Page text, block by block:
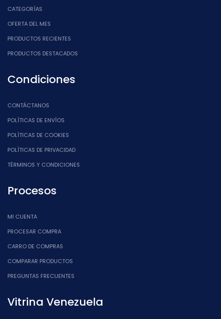
CATEGORÍAS
OFERTA DEL MES
PRODUCTOS RECIENTES
PRODUCTOS DESTACADOS
Condiciones
CONTÁCTANOS
POLÍTICAS DE ENVÍOS
POLÍTICAS DE COOKIES
POLÍTICAS DE PRIVACIDAD
TÉRMINOS Y CONDICIONES
Procesos
MI CUENTA
PROCESAR COMPRA
CARRO DE COMPRAS
COMPARAR PRODUCTOS
PREGUNTAS FRECUENTES
Vitrina Venezuela